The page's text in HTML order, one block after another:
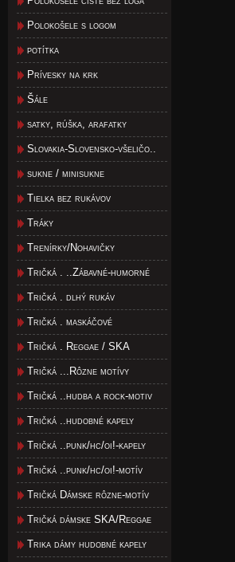
Polokošele s logom
potítka
Prívesky na krk
Šále
satky, rúška, arafatky
Slovakia-Slovensko-všeličo..
sukne / minisukne
Tielka bez rukávov
Tráky
Trenírky/Nohavičky
Tričká . ..Zábavné-humorné
Tričká . dlhý rukáv
Tričká . maskáčové
Tričká . Reggae / SKA
Tričká ...Rôzne motívy
Tričká ..hudba a rock-motiv
Tričká ..hudobné kapely
Tričká ..punk/hc/oi!-kapely
Tričká ..punk/hc/oi!-motív
Tričká Dámske rôzne-motív
Tričká dámske SKA/Reggae
Trika dámy hudobné kapely